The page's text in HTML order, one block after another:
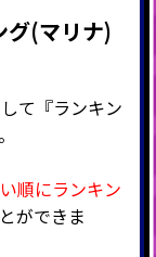
グ(マリナ)
て『ランキン
順にランキン
ができま